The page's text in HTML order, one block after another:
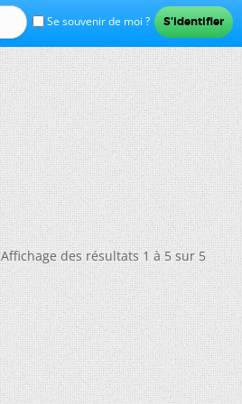
Se souvenir de moi ?
Affichage des résultats 1 à 5 sur 5